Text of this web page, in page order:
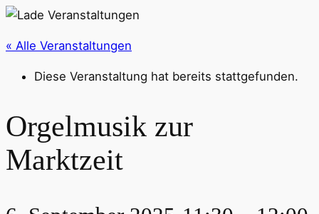
« Alle Veranstaltungen
Diese Veranstaltung hat bereits stattgefunden.
Orgelmusik zur
Marktzeit